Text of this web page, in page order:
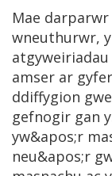
Mae
wneuthurwr,
amser ar
ddiffygion
gefnogir gan
yw&apos;r
neu&apos;r